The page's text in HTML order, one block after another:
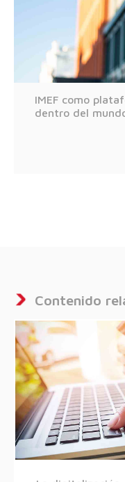
IMEF como
dentro del
Contenido